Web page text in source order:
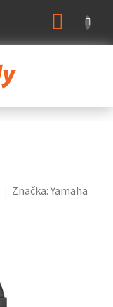
Značka:Yamaha